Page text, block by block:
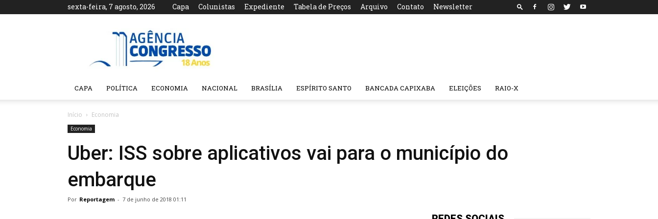
sexta-feira, 7 agosto, 2026 Capa Colunistas Expediente Tabela de Preços Arquivo Contato Newsletter
Agência
CAPA POLÍTICA ECONOMIA NACIONAL BRASÍLIA ESPÍRITO SANTO BANCADA CAPIXABA ELEIÇÕES RAIO-X
Início Economia
Economia
Uber: ISS sobre aplicativos vai para o município do
embarque
Por Reportagem - 7 de junho de 2018 01:11